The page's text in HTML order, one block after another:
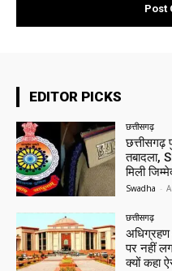
EDITOR PICKS
छत्तीसगढ़
छत्तीसगढ़
तबादला,
मिली
Swadha -
छत्तीसगढ़
पर नहीं
क्यों कहा